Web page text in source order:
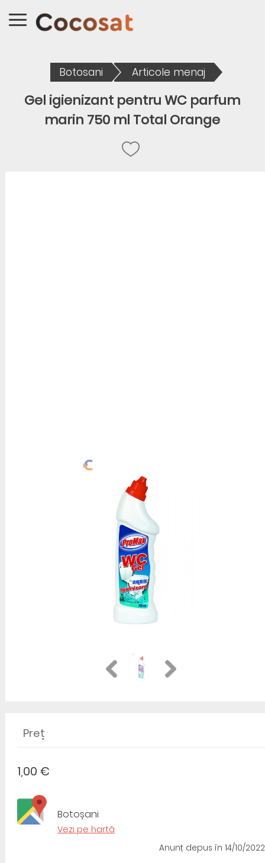
Botosani Articole menaj
Gel igienizant pentru WC parfum
marin 750 ml Total Orange
Preț
1,00 €
Botoșani
Vezi pe hartă
Anunț depus în 14/10/2022